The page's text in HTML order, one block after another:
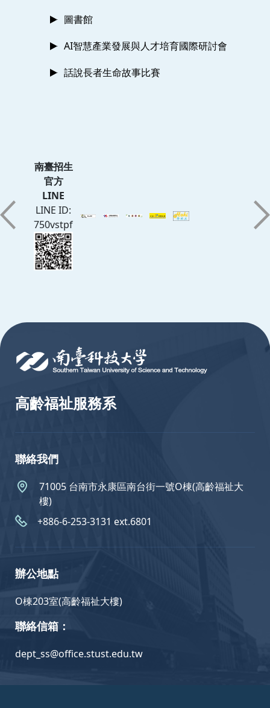
圖書館
AI智慧產業發展與人才培育國際研討會
話說長者生命故事比賽
南臺招生
官方
LINE
LINE ID:
750vstpf
高齡福祉服務系
聯絡我們
71005 台南市永康區南台街一號O棟(高齡福祉大
樓)
+886-6-253-3131 ext.6801
辦公地點
O棟203室(高齡福祉大樓)
聯絡信箱：
dept_ss@office.stust.edu.tw